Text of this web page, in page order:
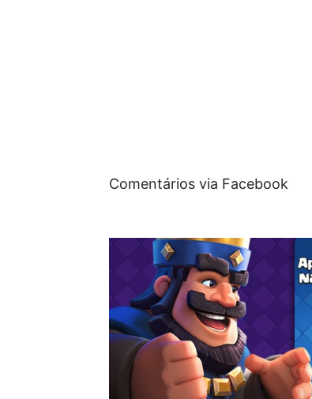
Comentários via Facebook